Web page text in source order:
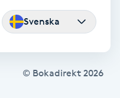
Svenska
© Bokadirekt 2026